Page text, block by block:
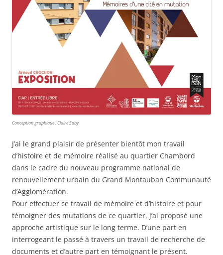
Conception graphique : Claire Saby
J’ai le grand plaisir de présenter bientôt mon travail
d’histoire et de mémoire réalisé au quartier Chambord
dans le cadre du nouveau programme national de
renouvellement urbain du Grand Montauban Communauté
d’Agglomération.
Pour effectuer ce travail de mémoire et d’histoire et pour
témoigner des mutations de ce quartier, j’ai proposé une
approche artistique sur le long terme. D’une part en
interrogeant le passé à travers un travail de recherche de
documents et d’autre part en témoignant le présent.